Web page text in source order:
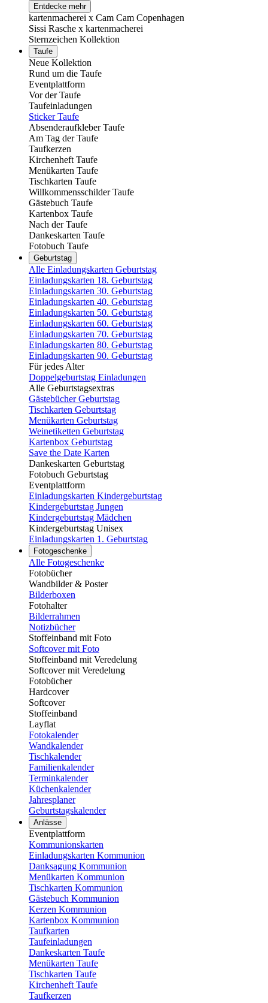
Entdecke mehr
kartenmacherei x Cam Cam Copenhagen
Sissi Rasche x kartenmacherei
Sternzeichen Kollektion
Taufe
Neue Kollektion
Rund um die Taufe
Eventplattform
Vor der Taufe
Taufeinladungen
Sticker Taufe
Absenderaufkleber Taufe
Am Tag der Taufe
Taufkerzen
Kirchenheft Taufe
Menükarten Taufe
Tischkarten Taufe
Willkommensschilder Taufe
Gästebuch Taufe
Kartenbox Taufe
Nach der Taufe
Dankeskarten Taufe
Fotobuch Taufe
Geburtstag
Alle Einladungskarten Geburtstag
Einladungskarten 18. Geburtstag
Einladungskarten 30. Geburtstag
Einladungskarten 40. Geburtstag
Einladungskarten 50. Geburtstag
Einladungskarten 60. Geburtstag
Einladungskarten 70. Geburtstag
Einladungskarten 80. Geburtstag
Einladungskarten 90. Geburtstag
Für jedes Alter
Doppelgeburtstag Einladungen
Alle Geburtstagsextras
Gästebücher Geburtstag
Tischkarten Geburtstag
Menükarten Geburtstag
Weinetiketten Geburtstag
Kartenbox Geburtstag
Save the Date Karten
Dankeskarten Geburtstag
Fotobuch Geburtstag
Eventplattform
Einladungskarten Kindergeburtstag
Kindergeburtstag Jungen
Kindergeburtstag Mädchen
Kindergeburtstag Unisex
Einladungskarten 1. Geburtstag
Fotogeschenke
Alle Fotogeschenke
Fotobücher
Wandbilder & Poster
Bilderboxen
Fotohalter
Bilderrahmen
Notizbücher
Stoffeinband mit Foto
Softcover mit Foto
Stoffeinband mit Veredelung
Softcover mit Veredelung
Fotobücher
Hardcover
Softcover
Stoffeinband
Layflat
Fotokalender
Wandkalender
Tischkalender
Familienkalender
Terminkalender
Küchenkalender
Jahresplaner
Geburtstagskalender
Anlässe
Eventplattform
Kommunionskarten
Einladungskarten Kommunion
Danksagung Kommunion
Menükarten Kommunion
Tischkarten Kommunion
Gästebuch Kommunion
Kerzen Kommunion
Kartenbox Kommunion
Taufkarten
Taufeinladungen
Dankeskarten Taufe
Menükarten Taufe
Tischkarten Taufe
Kirchenheft Taufe
Taufkerzen